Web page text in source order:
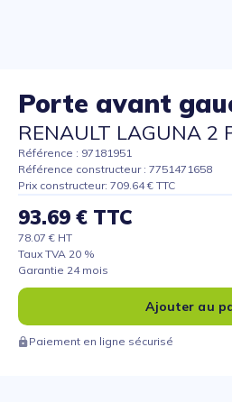
Porte avant
RENAULT LAGUNA 2
Référence : 97181951
Référence constructeur : 7751471658
Prix constructeur: 709.64 € TTC
93.69 € TTC
78.07 € HT
Taux TVA 20 %
Garantie 24 mois
Ajouter au
Paiement en ligne sécurisé